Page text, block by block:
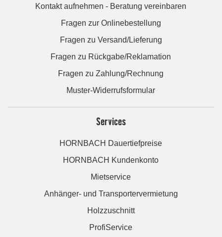
Kontakt aufnehmen - Beratung vereinbaren
Fragen zur Onlinebestellung
Fragen zu Versand/Lieferung
Fragen zu Rückgabe/Reklamation
Fragen zu Zahlung/Rechnung
Muster-Widerrufsformular
Services
HORNBACH Dauertiefpreise
HORNBACH Kundenkonto
Mietservice
Anhänger- und Transportervermietung
Holzzuschnitt
ProfiService